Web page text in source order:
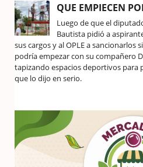
QUE EMPIECEN
Luego de que el
Bautista pidió a
sus cargos y al OPLE a sancionarlos
podría empezar con su compañero
tapizando espacios deportivos para
que lo dijo en serio.